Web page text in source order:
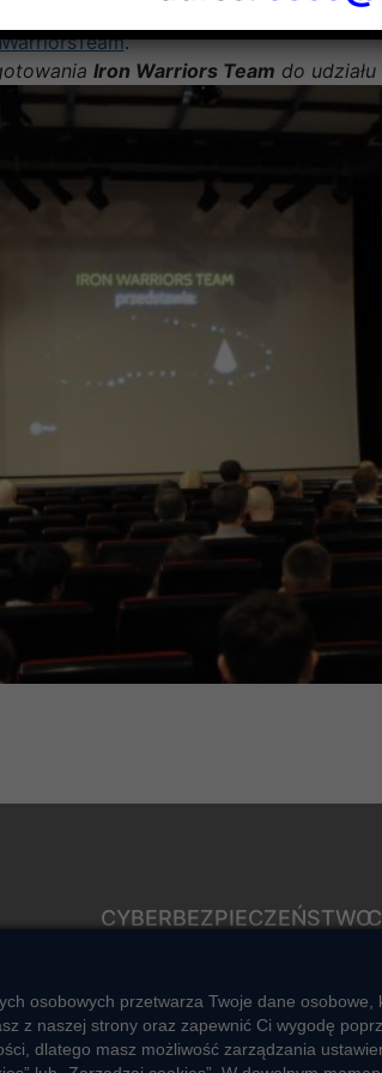
.
Iron Warriors Team do
CYBERBEZPIECZEŃSTWO
ZGŁOŚ NIEPRAWIDŁOWOŚĆ
osobowych przetwarza Twoje dane
z naszej strony oraz zapewnić Ci wygodę
dlatego masz możliwość zarządzania